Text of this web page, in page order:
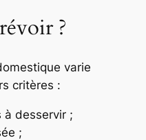
?
varie
critères :
à desservir ;
;